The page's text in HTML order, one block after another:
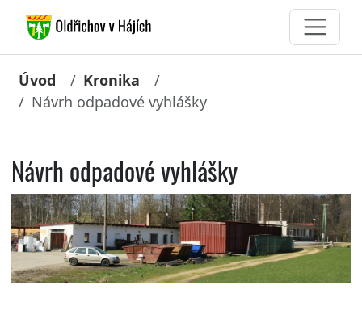
Úvod
Kronika
Návrh odpadové vyhlášky
Návrh odpadové vyhlášky